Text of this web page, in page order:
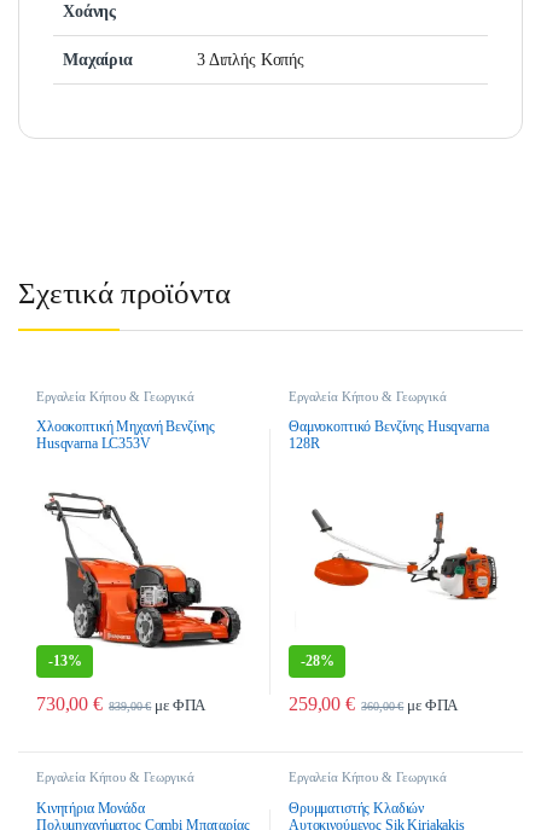
Χοάνης
Μαχαίρια 3 Διπλής Κοπής
Σχετικά προϊόντα
Εργαλεία Κήπου & Γεωργικά
Μηχανές Γκαζόν Βενζίνης
Χλοοκοπτική Μηχανή Βενζίνης
Husqvarna LC353V
-13%
730,00€ 839,00€με ΦΠΑ
Εργαλεία Κήπου & Γεωργικά
Χορτοκοπτικά Βενζινης
Θαμνοκοπτικό Βενζίνης Husqvarna
128R
-28%
259,00€ 360,00€με ΦΠΑ
Εργαλεία Κήπου & Γεωργικά
Πολυμηχανημάτων ,
Κινητήρια Μονάδα
Πολυμηχανήματος Combi Μπαταρίας
Εργαλεία Κήπου & Γεωργικά
θρυμματιστές Κλαδιών Πετρελαίου
Θρυμματιστής Κλαδιών
Αυτοκινούμενος Sik Kiriakakis